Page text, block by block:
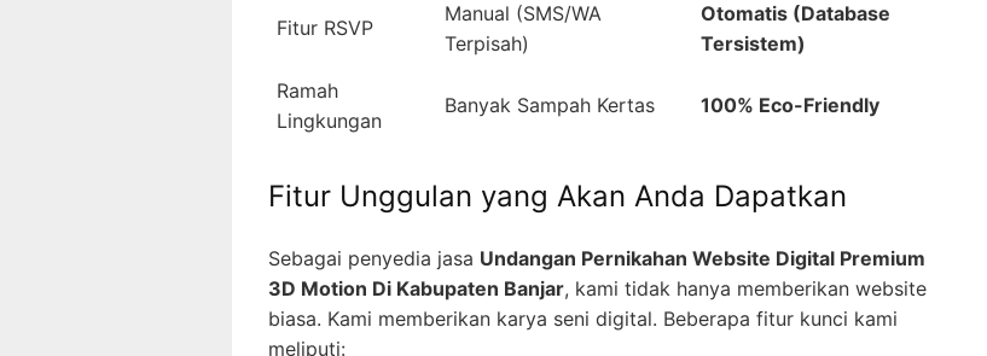
Fitur RSVP
Manual (SMS/WA
Terpisah)
Otomatis (Database
Tersistem)
Ramah
Lingkungan
Banyak Sampah Kertas 100% Eco-Friendly
Fitur Unggulan yang Akan Anda Dapatkan
Sebagai penyedia jasa Undangan Pernikahan Website Digital Premium
3D Motion Di Kabupaten Banjar, kami tidak hanya memberikan website
biasa. Kami memberikan karya seni digital. Beberapa fitur kunci kami
meliputi: